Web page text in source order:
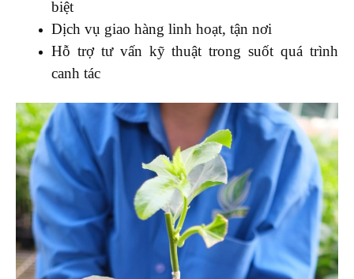
biệt
Dịch vụ giao hàng linh hoạt, tận nơi
Hỗ trợ tư vấn kỹ thuật trong suốt quá trình
canh tác